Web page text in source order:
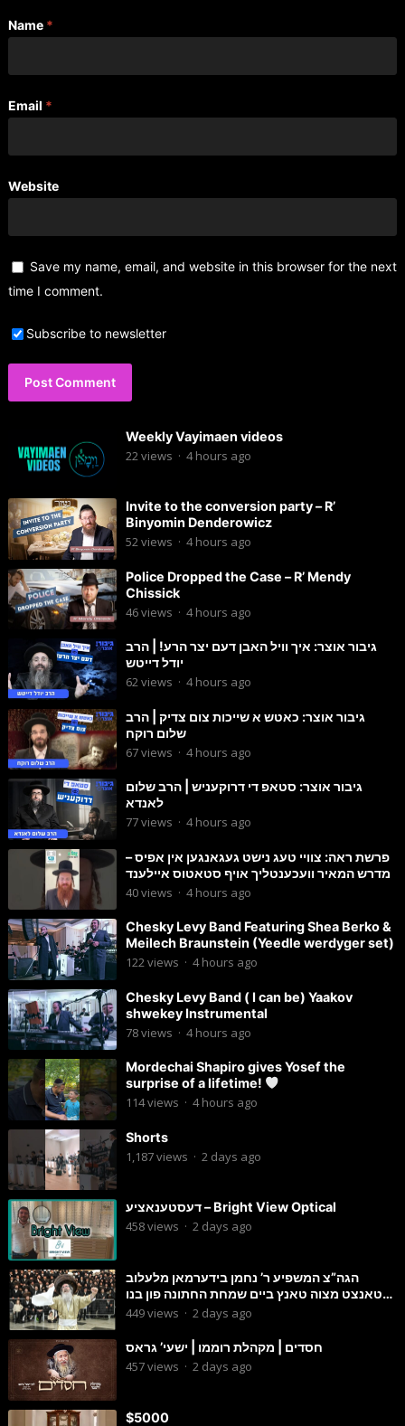
Name *
Email *
Website
Save my name, email, and website in this browser for the next
time I comment.
Subscribe to newsletter
Weekly Vayimaen videos
22views · 4 hours ago
Invite to the conversion party – R’
Binyomin Denderowicz
52views · 4 hours ago
Police Dropped the Case – R’ Mendy
Chissick
46views · 4 hours ago
גיבור אוצר: איך וויל האבן דעם יצר הרע! | הרב
יודל דייטש
62views · 4 hours ago
גיבור אוצר: כאטש א שייכות צום צדיק | הרב
שלום רוקח
67views · 4 hours ago
גיבור אוצר: סטאפ די דרוקעניש | הרב שלום
לאנדא
77views · 4 hours ago
פרשת ראה: צוויי טעג נישט געגאנגען אין אפיס –
מדרש המאיר וועכענטליך אויף סטאטוס איילענד
40views · 4 hours ago
Chesky Levy Band Featuring Shea Berko &
Meilech Braunstein (Yeedle werdyger set)
122views · 4 hours ago
Chesky Levy Band ( I can be) Yaakov
shwekey Instrumental
78views · 4 hours ago
Mordechai Shapiro gives Yosef the
surprise of a lifetime!
114views · 4 hours ago
Shorts
1,187views · 2 days ago
דעסטענאציע – Bright View Optical
458views · 2 days ago
הגה”צ המשפיע ר’ נחמן בידערמאן מלעלוב
טאנצט מצוה טאנץ ביים שמחת החתונה פון בנו
החתן
449views · 2 days ago
חסדים | מקהלת רוממו | ישעי’ גראס
457views · 2 days ago
$5000